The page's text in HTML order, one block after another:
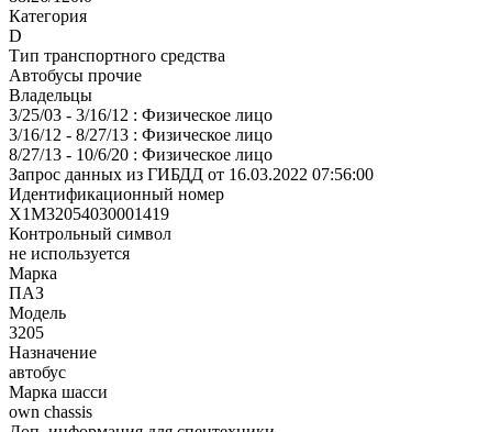
Категория
D
Тип транспортного средства
Автобусы прочие
Владельцы
3/25/03 - 3/16/12 : Физическое лицо
3/16/12 - 8/27/13 : Физическое лицо
8/27/13 - 10/6/20 : Физическое лицо
Запрос данных из ГИБДД от 16.03.2022 07:56:00
Идентификационный номер
X1M32054030001419
Контрольный символ
не используется
Марка
ПАЗ
Модель
3205
Назначение
автобус
Марка шасси
own chassis